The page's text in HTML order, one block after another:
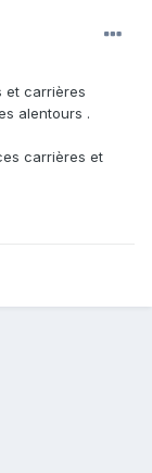
et carrières
alentours .
carrières et